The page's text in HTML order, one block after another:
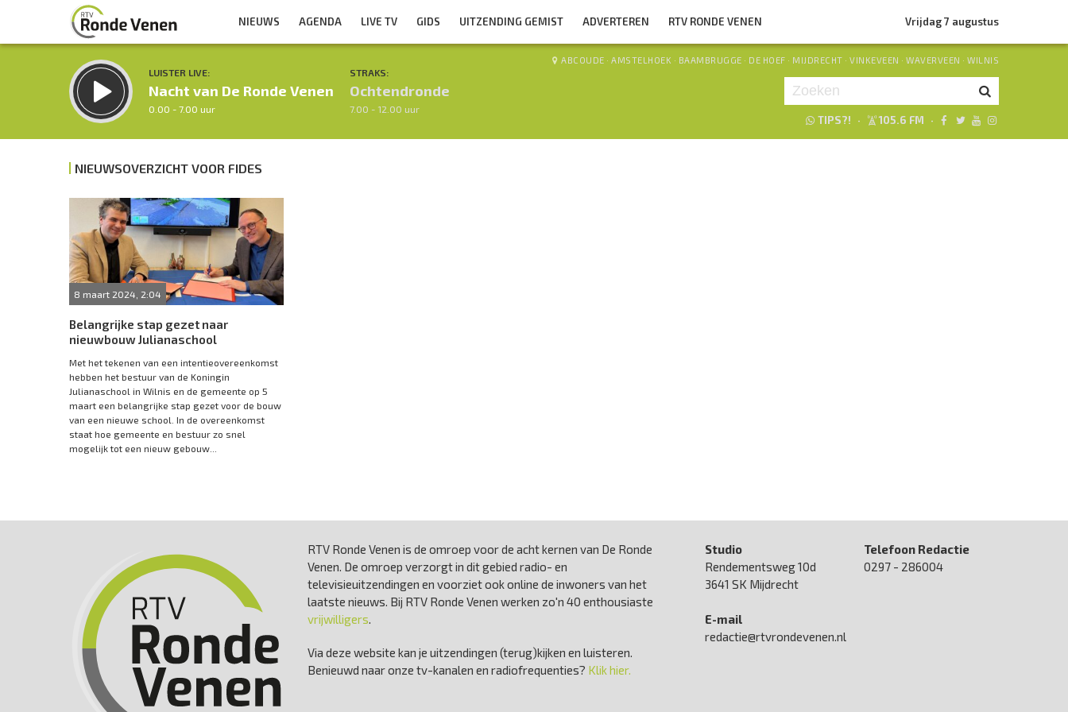
NIEUWS AGENDA LIVE TV GIDS UITZENDING GEMIST ADVERTEREN RTV RONDE VENEN Vrijdag 7 augustus
LUISTER LIVE:
Nacht van De Ronde Venen
0.00 - 7.00 uur
STRAKS:
Ochtendronde
7.00 - 12.00 uur
ABCOUDE · AMSTELHOEK · BAAMBRUGGE · DE HOEF · MIJDRECHT · VINKEVEEN · WAVERVEEN · WILNIS
TIPS?! · 105.6 FM ·
Inklappen
NIEUWSOVERZICHT VOOR FIDES
8 maart 2024, 2:04
Belangrijke stap gezet naar
nieuwbouw Julianaschool
Met het tekenen van een intentieovereenkomst
hebben het bestuur van de Koningin
Julianaschool in Wilnis en de gemeente op 5
maart een belangrijke stap gezet voor de bouw
van een nieuwe school. In de overeenkomst
staat hoe gemeente en bestuur zo snel
mogelijk tot een nieuw gebouw...
RTV Ronde Venen is de omroep voor de acht kernen van De Ronde
Venen. De omroep verzorgt in dit gebied radio- en
televisieuitzendingen en voorziet ook online de inwoners van het
laatste nieuws. Bij RTV Ronde Venen werken zo'n 40 enthousiaste
vrijwilligers.
Via deze website kan je uitzendingen (terug)kijken en luisteren.
Benieuwd naar onze tv-kanalen en radiofrequenties? Klik hier.
Studio
Rendementsweg 10d
3641 SK Mijdrecht
E-mail
redactie@rtvrondevenen.nl
Telefoon Redactie
0297 - 286004